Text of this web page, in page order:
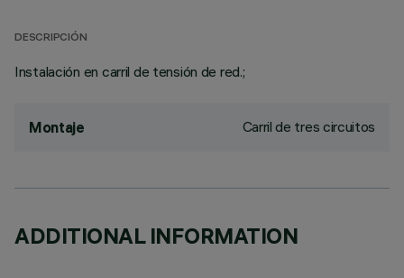
DESCRIPCIÓN
Instalación en carril de tensión de red.;
Montaje Carril de tres circuitos
ADDITIONAL INFORMATION